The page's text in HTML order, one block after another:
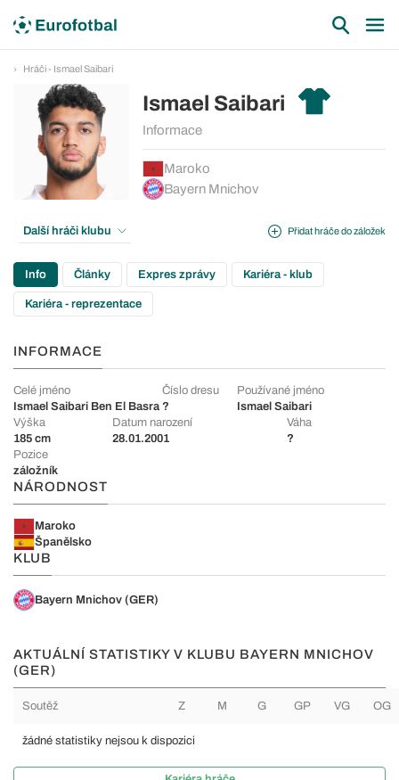
Hráči - Ismael Saibari
Ismael Saibari
Informace
Maroko
Bayern Mnichov
Přidat hráče do záložek
Další hráči klubu
Info Články Expres zprávy Kariéra - klub
Kariéra - reprezentace
INFORMACE
Celé jméno
Ismael Saibari Ben El Basra
Číslo dresu
?
Používané jméno
Ismael Saibari
Výška
185 cm
Datum narození
28.01.2001
Váha
?
Pozice
záložník
NÁRODNOST
Maroko
Španělsko
KLUB
Bayern Mnichov (GER)
AKTUÁLNÍ STATISTIKY V KLUBU BAYERN MNICHOV
(GER)
Soutěž Z M G GP VG OG
žádné statistiky nejsou k dispozici